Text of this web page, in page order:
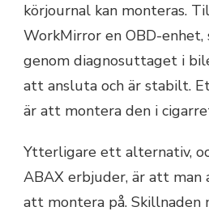
körjournal kan monteras.
WorkMirror en OBD-enhet,
genom diagnosuttaget i
att ansluta och är stabilt.
är att montera den i
Ytterligare ett alternativ,
ABAX erbjuder, är att
att montera på. Skillnaden